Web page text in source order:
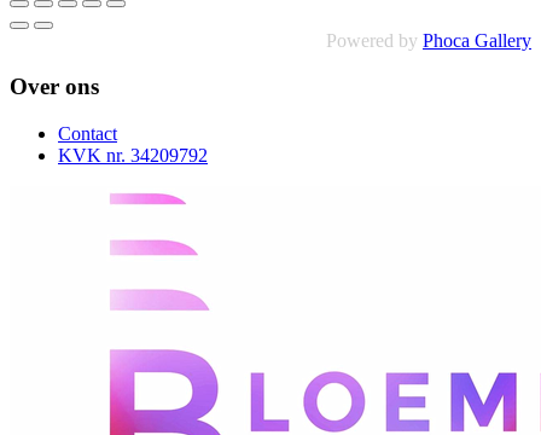
Powered by Phoca Gallery
Over ons
Contact
KVK nr. 34209792